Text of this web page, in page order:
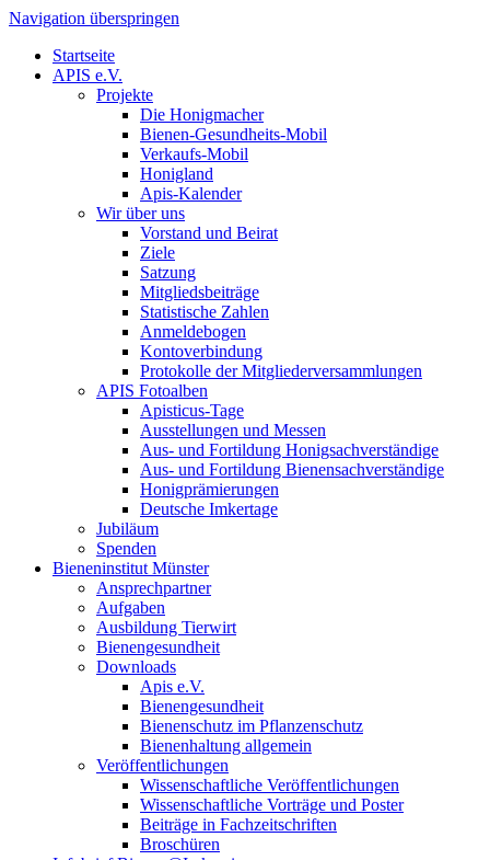
Navigation überspringen
Startseite
APIS e.V.
Projekte
Die Honigmacher
Bienen-Gesundheits-Mobil
Verkaufs-Mobil
Honigland
Apis-Kalender
Wir über uns
Vorstand und Beirat
Ziele
Satzung
Mitgliedsbeiträge
Statistische Zahlen
Anmeldebogen
Kontoverbindung
Protokolle der Mitgliederversammlungen
APIS Fotoalben
Apisticus-Tage
Ausstellungen und Messen
Aus- und Fortildung Honigsachverständige
Aus- und Fortildung Bienensachverständige
Honigprämierungen
Deutsche Imkertage
Jubiläum
Spenden
Bieneninstitut Münster
Ansprechpartner
Aufgaben
Ausbildung Tierwirt
Bienengesundheit
Downloads
Apis e.V.
Bienengesundheit
Bienenschutz im Pflanzenschutz
Bienenhaltung allgemein
Veröffentlichungen
Wissenschaftliche Veröffentlichungen
Wissenschaftliche Vorträge und Poster
Beiträge in Fachzeitschriften
Broschüren